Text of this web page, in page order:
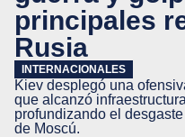
principales
Rusia
INTERNACIONALES
Kiev desplegó una
que alcanzó
profundizando el
de Moscú.